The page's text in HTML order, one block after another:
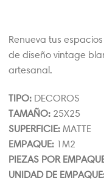
Renueva tus
de diseño vintage
artesanal.
TIPO: DECOROS
TAMAÑO: 25X25
SUPERFICIE: MATTE
EMPAQUE: 1M2
PIEZAS POR
UNIDAD DE